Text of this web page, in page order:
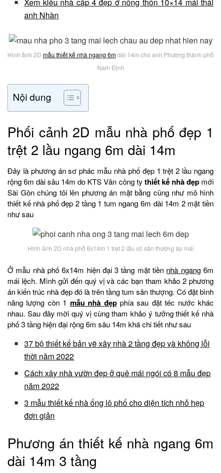
anh Nhàn
Hình ảnh 2D mẫu thiết kế nhà ngang 6mdài 14m cho anh Phương thành phố
Nam Định
Nội dung
Phối cảnh 2D mẫu nhà phố đẹp 1
trệt 2 lầu ngang 6m dài 14m
Đây là phương án sơ phác mẫu nhà phố đẹp 1 trệt 2 lầu ngang
rộng 6m dài sâu 14m do KTS Vân công ty thiết kế nhà đẹpmới
Sài Gòn chúng tôi lên phương án mặt bằng cũng như mô hình
thiết kế nhà phố đẹp 2 tầng 1 tum ngang 6m dài 14m 2 mặt tiền
như sau
Hình ảnh 2D nhà phố 6x14m 1 trệt 2 lầu có sân thượng áp mái
Ở mẫu nhà phố 6x14m hiện đại 3 tầng mặt tiền nhà ngang6m
mái lệch. Mình gửi đến quý vị và các bạn tham khảo 2 phương
án kiến trúc nhà đẹp đó là trên tầng tum sân thượng. Có đặt bình
năng lượng còn 1 mẫu nhà đẹpphía sau đặt téc nước khác
nhau. Sau đây mời quý vị cùng tham khảo ý tưởng thiết kế nhà
phố 3 tầng hiện đại rộng 6m sâu 14m khá chi tiết như sau
37 bộ thiết kế bản vẽ xây nhà 2 tầng đẹp và không lỗi
thời năm 2022
Cách xây nhà vườn đẹp ở quê mái ngói có 8 mẫu đẹp
năm 2022
3 mẫu thiết kế nhà ống lô phố cho diện tích nhỏ hẹp
đơn giản
Phương án thiết kế nhà ngang 6m
dài 14m 3 tầng